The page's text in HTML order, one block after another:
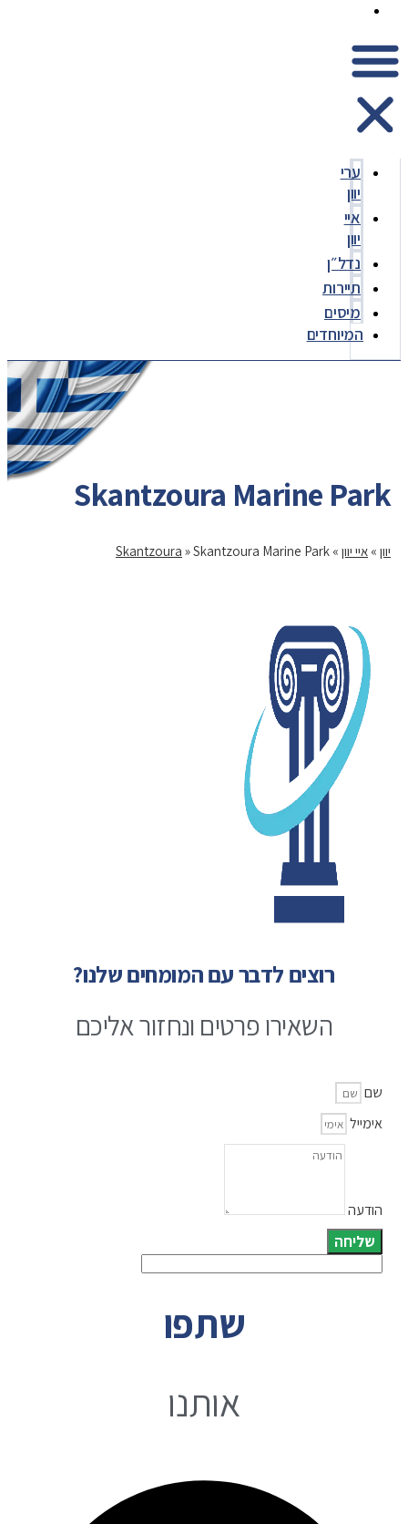
ערי
יוון
איי
יוון
נדל״ן
תיירות
מיסים
המיוחדים
Skantzoura Marine Park
יוון » איי יוון »
Skantzoura »Skantzoura Marine Park
רוצים לדבר עם המומחים שלנו?
השאירו פרטים ונחזור אליכם
שם
אימייל
הודעה
שליחה
שתפו
אותנו